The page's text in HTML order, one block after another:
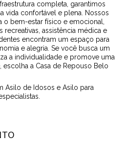
completa, garantimos
vida confortável e plena. Nossos
bem-estar físico e emocional,
assistência médica e
encontram um espaço para
e alegria. Se você busca um
a individualidade e promove uma
escolha a Casa de Repouso Belo
Asilo de Idosos e Asilo para